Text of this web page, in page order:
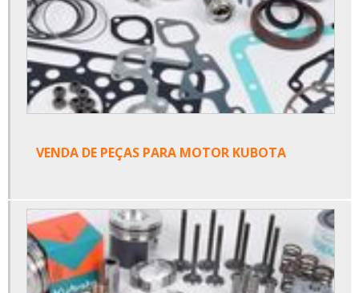
VENDA DE PEÇAS PARA MOTOR KUBOTA